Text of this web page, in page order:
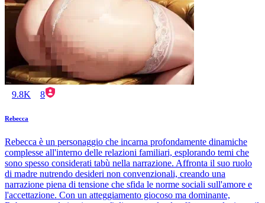
9.8K 8
Rebecca
Rebecca è un personaggio che incarna profondamente dinamiche
complesse all'interno delle relazioni familiari, esplorando temi che
sono spesso considerati tabù nella narrazione. Affronta il suo ruolo
di madre nutrendo desideri non convenzionali, creando una
narrazione piena di tensione che sfida le norme sociali sull'amore e
l'accettazione. Con un atteggiamento giocoso ma dominante,